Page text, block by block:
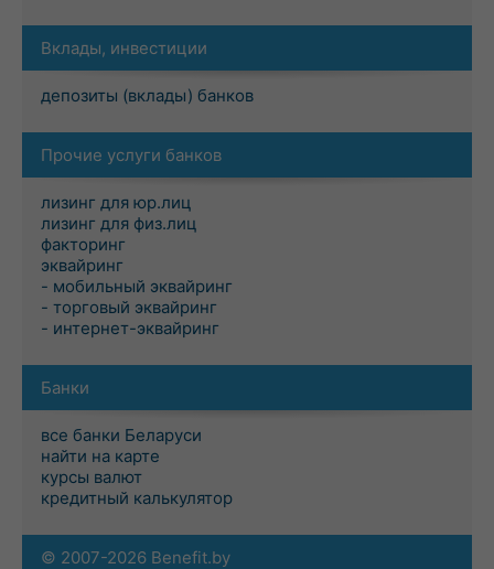
Вклады, инвестиции
депозиты (вклады) банков
Прочие услуги банков
лизинг для юр.лиц
лизинг для физ.лиц
факторинг
эквайринг
- мобильный эквайринг
- торговый эквайринг
- интернет-эквайринг
Банки
все банки Беларуси
найти на карте
курсы валют
кредитный калькулятор
© 2007-2026 Benefit.by